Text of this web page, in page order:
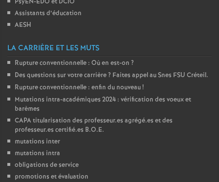
T
o
u
Assistants d’éducation
AESH
LA CARRIÈRE ET LES MUTS
Rupture conventionnelle : Où en est-on ?
Des questions sur votre carrière? Faites appel au Snes FSU Créteil.
Rupture conventionnelle : enfin du nouveau!
Mutations intra-académiques 2024 : vérification des voeux et
barèmes
CAPAtitularisation des professeur.es agrégé.es et des
professeur.es certifié.es B.O.E.
mutations inter
mutations intra
obligations de service
promotions et évaluation